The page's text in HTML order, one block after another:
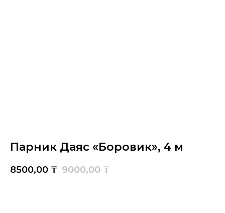
Парник Даяс «Боровик», 4 м
8500,00 ₸ 9000,00 ₸